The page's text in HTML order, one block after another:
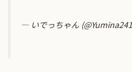
— いでっちゃん